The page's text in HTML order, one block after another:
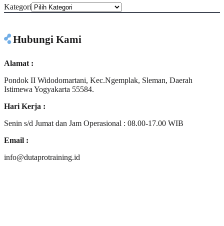
Kategori
Hubungi Kami
Alamat :
Pondok II Widodomartani, Kec.Ngemplak, Sleman, Daerah
Istimewa Yogyakarta 55584.
Hari Kerja :
Senin s/d Jumat dan Jam Operasional : 08.00-17.00 WIB
Email :
info@dutaprotraining.id